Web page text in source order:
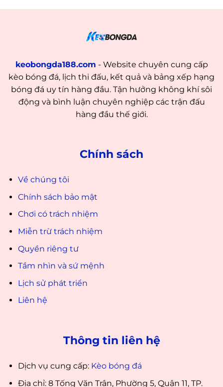
Madrid
Quyền
Fan
Hâm
keobongda188.com - Website chuyên cung cấp
kèo bóng đá, lịch thi đấu, kết quả và bảng xếp hạng
bóng đá uy tín hàng đầu. Tận hưởng không khí sôi
động và bình luận chuyên nghiệp các trận đấu
hàng đầu thế giới.
Chính sách
Về chúng tôi
Chính sách bảo mật
Chơi có trách nhiệm
Miễn trừ trách nhiệm
Quyền riêng tư
Tầm nhìn và sứ mệnh
Lịch sử phát triển
Liên hệ
Thông tin liên hệ
Dịch vụ cung cấp: Kèo bóng đá
Địa chỉ: 8 Tống Văn Trân, Phường 5, Quận 11, TP.